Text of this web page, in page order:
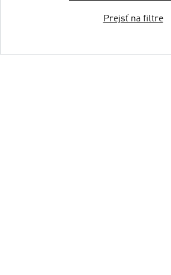
Prejsť na filtre